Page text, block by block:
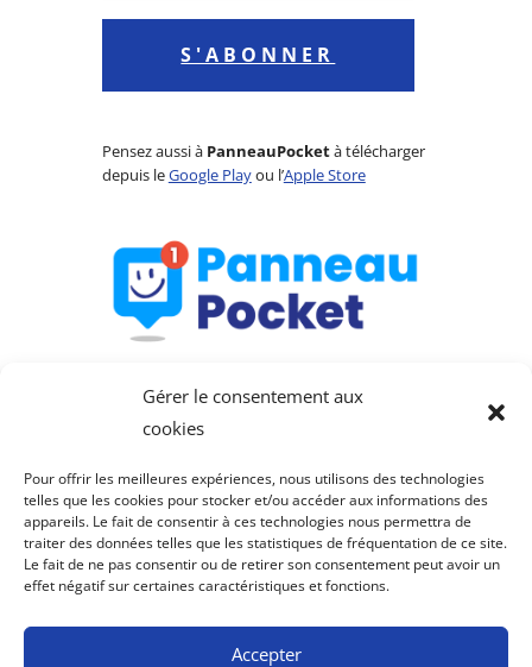
Gérer le consentement aux
cookies
Pour offrir les meilleures expériences, nous utilisons des technologies
telles que les cookies pour stocker et/ou accéder aux informations des
appareils. Le fait de consentir à ces technologies nous permettra de
traiter des données telles que les statistiques de fréquentation de ce site.
Le fait de ne pas consentir ou de retirer son consentement peut avoir un
effet négatif sur certaines caractéristiques et fonctions.
Accepter
S'ABONNER
Pensez aussi à PanneauPocketà télécharger
depuis leGoogle Playou l’Apple Store
Saint-Julien-de-Lampon
fait partie de la Communauté de communes du
Mentions légales–Politique de confidentialité